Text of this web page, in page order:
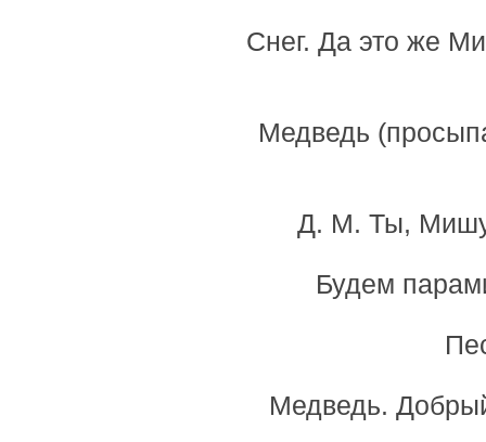
Снег. Да это же
Медведь
Д. М. Ты,
Будем
Медведь.